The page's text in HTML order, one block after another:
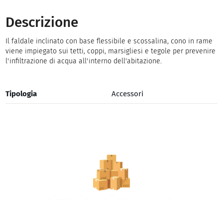
Descrizione
Il faldale inclinato con base flessibile e scossalina, cono in rame
viene impiegato sui tetti, coppi, marsigliesi e tegole per prevenire
l'infiltrazione di acqua all'interno dell'abitazione.
Tipologia Accessori